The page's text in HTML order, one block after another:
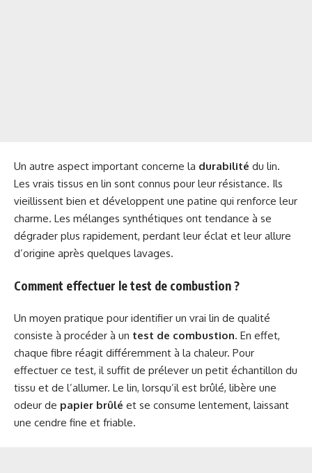
Un autre aspect important concerne la durabilité du lin.
Les vrais tissus en lin sont connus pour leur résistance. Ils
vieillissent bien et développent une patine qui renforce leur
charme. Les mélanges synthétiques ont tendance à se
dégrader plus rapidement, perdant leur éclat et leur allure
d’origine après quelques lavages.
Comment effectuer le test de combustion ?
Un moyen pratique pour identifier un vrai lin de qualité
consiste à procéder à un test de combustion. En effet,
chaque fibre réagit différemment à la chaleur. Pour
effectuer ce test, il suffit de prélever un petit échantillon du
tissu et de l’allumer. Le lin, lorsqu’il est brûlé, libère une
odeur de papier brûlé et se consume lentement, laissant
une cendre fine et friable.